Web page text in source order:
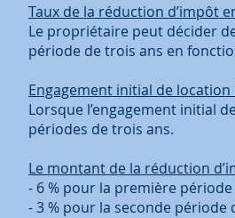
Taux de la réduction d’impôt
Le propriétaire peut décider
période de trois ans en
Engagement initial de location
Lorsque l’engagement initial
périodes de trois ans.
Le montant de la réduction
- 6 % pour la première
- 3 % pour la seconde période